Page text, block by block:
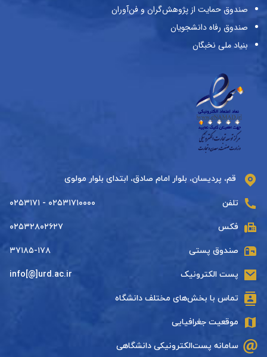
صندوق حمایت از پژوهش‌گران و فن‌آوران
صندوق رفاه دانشجویان
بنیاد ملی نخبگان
قم، پردیسان، بلوار امام صادق، ابتدای بلوار مولوی
تلفن ۰۲۵۳۱۷۱۰۰۰۰ - ۰۲۵۳۱۷۱
فکس ۰۲۵۳۲۸۰۲۶۲۷
صندوق پستی ۳۷۱۸۵-۱۷۸
پست الکترونیک info[@]urd.ac.ir
تماس با بخش‌های مختلف دانشگاه
موقعیت جغرافیایی
سامانه پست‌الکترونیکی دانشگاهی